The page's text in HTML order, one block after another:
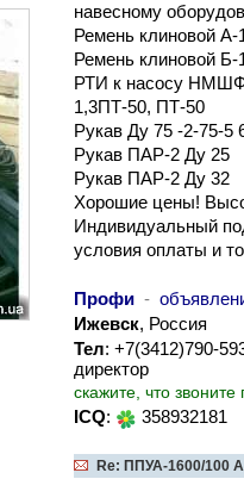
навесному
Ремень клиновой А-
Ремень клиновой Б-
РТИ к насосу НМШФ
1,3ПТ-50, ПТ-50
Рукав Ду 75 -2-75-5
Рукав ПАР-2 Ду 25
Рукав ПАР-2 Ду 32
Хорошие цены!
Индивидуальный
условия оплаты и
Профи -
Ижевск, Россия
Тел: +7(3412)790-
директор
скажите, что
ICQ: 358932181
Re: ППУА-1600/100